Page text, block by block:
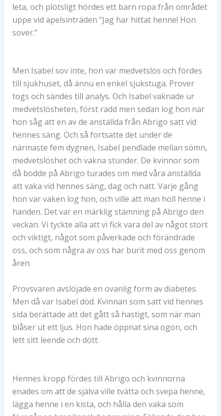
leta, och plötsligt hördes ett barn ropa från området
uppe vid apelsinträden ”Jag har hittat henne! Hon
sover.”
Men Isabel sov inte, hon var medvetslös och fördes
till sjukhuset, då ännu en enkel sjukstuga. Prover
togs och sändes till analys. Och Isabel vaknade ur
medvetslösheten, först rädd men sedan log hon när
hon såg att en av de anställda från Abrigo satt vid
hennes säng. Och så fortsatte det under de
närmaste fem dygnen, Isabel pendlade mellan sömn,
medvetslöshet och vakna stunder. De kvinnor som
då bodde på Abrigo turades om med våra anställda
att vaka vid hennes säng, dag och natt. Varje gång
hon var vaken log hon, och ville att man höll henne i
handen. Det var en märklig stämning på Abrigo den
veckan. Vi tyckte alla att vi fick vara del av något stort
och viktigt, något som påverkade och förändrade
oss, och som några av oss har burit med oss genom
åren.
Provsvaren avslöjade en ovanlig form av diabetes.
Men då var Isabel död. Kvinnan som satt vid hennes
sida berättade att det gått så hastigt, som när man
blåser ut ett ljus. Hon hade öppnat sina ögon, och
lett sitt leende och dött.
Hennes kropp fördes till Abrigo och kvinnorna
enades om att de själva ville tvätta och svepa henne,
lägga henne i en kista, och hålla den vaka som